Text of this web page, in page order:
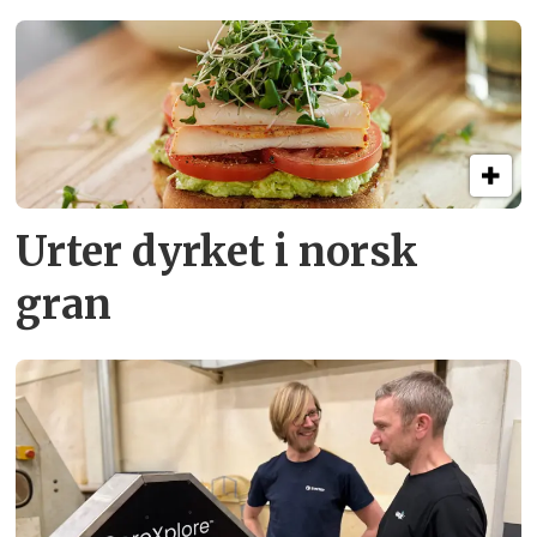
Urter dyrket i norsk
gran